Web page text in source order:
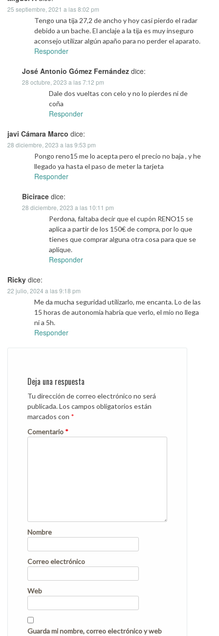
25 septiembre, 2021 a las 8:02 pm
Tengo una tija 27,2 de ancho y hoy casi pierdo el radar
debido a un bache. El anclaje a la tija es muy inseguro
aconsejo utilizar algún apaño para no perder el aparato.
Responder
José Antonio Gómez Fernández dice:
28 octubre, 2023 a las 7:12 pm
Dale dos vueltas con celo y no lo pierdes ni de
coña
Responder
javi Cámara Marco dice:
28 diciembre, 2023 a las 9:53 pm
Pongo reno15 me lo acepta pero el precio no baja , y he
llegado ya hasta el paso de meter la tarjeta
Responder
Bicirace dice:
28 diciembre, 2023 a las 10:11 pm
Perdona, faltaba decir que el cupón RENO15 se
aplica a partir de los 150€ de compra, por lo que
tienes que comprar alguna otra cosa para que se
aplique.
Responder
Ricky dice:
22 julio, 2024 a las 9:18 pm
Me da mucha seguridad utilizarlo, me encanta. Lo de las
15 horas de autonomía habría que verlo, el mío no llega
ni a 5h.
Responder
Deja una respuesta
Tu dirección de correo electrónico no será
publicada.Los campos obligatorios están
marcados con *
Comentario *
Nombre
Correo electrónico
Web
Guarda mi nombre, correo electrónico y web